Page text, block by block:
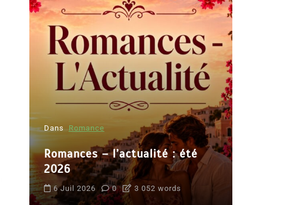
Dans Romance
Romances – l’actualité : été
2026
6 Juil 2026 0 3 052 words